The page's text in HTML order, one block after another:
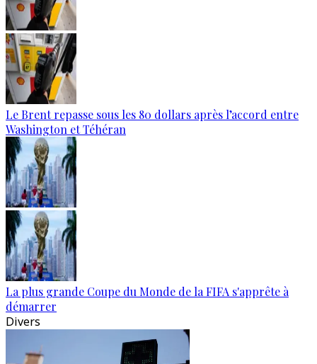
Le Brent repasse sous les 80 dollars après l’accord entre
Washington et Téhéran
La plus grande Coupe du Monde de la FIFA s'apprête à
démarrer
Divers